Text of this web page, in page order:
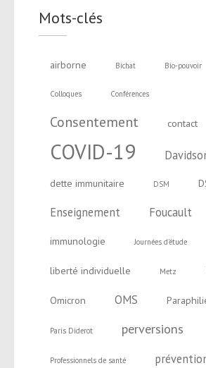
Mots-clés
airborne Bichat Bio-pouvoir
Colloques Conférences
Consentement contact
COVID-19
dette immunitaire DSM
Enseignement Foucault
immunologie Journées d'étude
liberté individuelle Metz
Omicron OMS
Paris Diderot perversions
Professionnels de santé